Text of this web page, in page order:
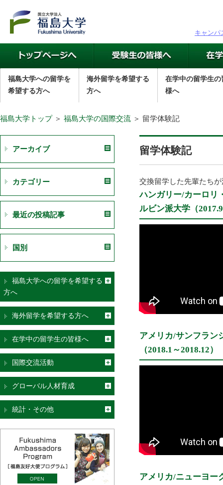
キャンパ
福島大学への留学を
希望する方へ
海外留学を希望する
方へ
在学中の留学生の
様へ
福島大学トップ＞ 福島大学の国際交流 ＞ 留学体験記
アーカイブ
カテゴリー
最近の投稿記事
国別
福島大学への留学を希望する
方へ
海外留学を希望する方へ
在学中の留学生の皆様へ
国際交流活動
グローバル人材育成
統計・その他
留学体験記
交換留学した先輩たち
ハンガリー/カーロリ
ルビン派大学（
アメリカ/サンフラン
（2018.1～2018.12）
アメリカ/ニューヨー